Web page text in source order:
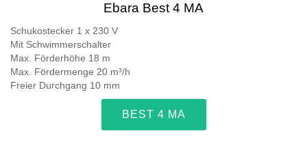
Ebara Best 4 MA
Schukostecker 1 x 230 V
Mit Schwimmerschalter
Max. Förderhöhe 18 m
Max. Fördermenge 20 m³/h
Freier Durchgang 10 mm
BEST 4 MA